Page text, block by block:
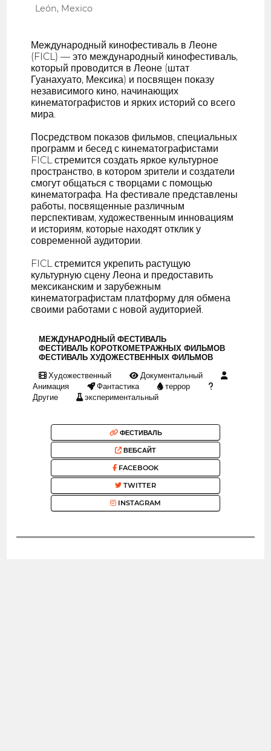
León, Mexico
Международный кинофестиваль в Леоне
(FICL) — это международный кинофестиваль,
который проводится в Леоне (штат
Гуанахуато, Мексика) и посвящен показу
независимого кино, начинающих
кинематографистов и ярких историй со всего
мира.
Посредством показов фильмов, специальных
программ и бесед с кинематографистами
FICL стремится создать яркое культурное
пространство, в котором зрители и создатели
смогут общаться с творцами с помощью
кинематографа. На фестивале представлены
работы, посвященные различным
перспективам, художественным инновациям
и историям, которые находят отклик у
современной аудитории.
FICL стремится укрепить растущую
культурную сцену Леона и предоставить
мексиканским и зарубежным
кинематографистам платформу для обмена
своими работами с новой аудиторией.
МЕЖДУНАРОДНЫЙ ФЕСТИВАЛЬ
ФЕСТИВАЛЬ КОРОТКОМЕТРАЖНЫХ ФИЛЬМОВ
ФЕСТИВАЛЬ ХУДОЖЕСТВЕННЫХ ФИЛЬМОВ
Художественный
Документальный
Анимация
Фантастика
террор
Другие
экспериментальный
ФЕСТИВАЛЬ
ВЕБСАЙТ
FACEBOOK
TWITTER
INSTAGRAM